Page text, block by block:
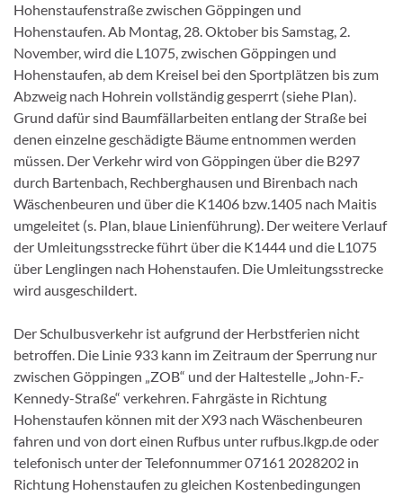
Hohenstaufenstraße zwischen Göppingen und
Hohenstaufen. Ab Montag, 28. Oktober bis Samstag, 2.
November, wird die L1075, zwischen Göppingen und
Hohenstaufen, ab dem Kreisel bei den Sportplätzen bis zum
Abzweig nach Hohrein vollständig gesperrt (siehe Plan).
Grund dafür sind Baumfällarbeiten entlang der Straße bei
denen einzelne geschädigte Bäume entnommen werden
müssen. Der Verkehr wird von Göppingen über die B297
durch Bartenbach, Rechberghausen und Birenbach nach
Wäschenbeuren und über die K1406 bzw.1405 nach Maitis
umgeleitet (s. Plan, blaue Linienführung). Der weitere Verlauf
der Umleitungsstrecke führt über die K1444 und die L1075
über Lenglingen nach Hohenstaufen. Die Umleitungsstrecke
wird ausgeschildert.
Der Schulbusverkehr ist aufgrund der Herbstferien nicht
betroffen. Die Linie 933 kann im Zeitraum der Sperrung nur
zwischen Göppingen „ZOB“ und der Haltestelle „John-F.-
Kennedy-Straße“ verkehren. Fahrgäste in Richtung
Hohenstaufen können mit der X93 nach Wäschenbeuren
fahren und von dort einen Rufbus unter rufbus.lkgp.de oder
telefonisch unter der Telefonnummer 07161 2028202 in
Richtung Hohenstaufen zu gleichen Kostenbedingungen